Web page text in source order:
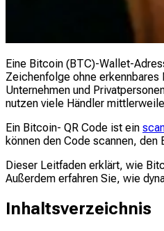
Eine Bitcoin (BTC)-Wallet-
Zeichenfolge ohne erkennbares
Unternehmen und
nutzen viele Händler
Ein Bitcoin- QR Code ist ein
können den Code scannen,
Dieser Leitfaden erklärt, wie
Außerdem erfahren Sie, wie
Inhaltsverzeichnis